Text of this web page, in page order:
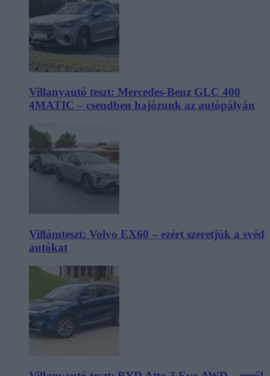
Villanyautó teszt: Mercedes-Benz GLC 400
4MATIC – csendben hajózunk az autópályán
Villámteszt: Volvo EX60 – ezért szeretjük a svéd
autókat